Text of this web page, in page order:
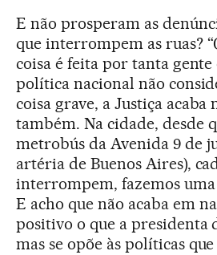
E não prosperam as
que interrompem as ruas?
coisa é feita por tanta
política nacional não
coisa grave, a Justiça acaba
também. Na cidade, desde
metrobús da Avenida 9 de
artéria de Buenos Aires),
interrompem, fazemos
E acho que não acaba em
positivo o que a presidenta
mas se opõe às políticas